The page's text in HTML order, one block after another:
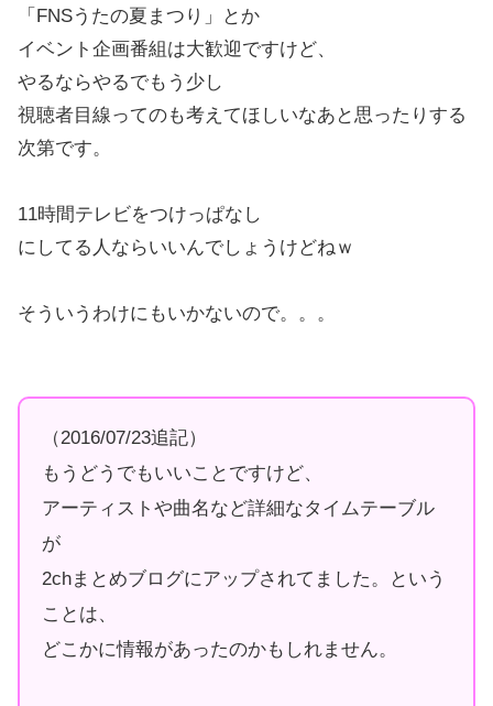
「FNSうたの夏まつり」とか
イベント企画番組は大歓迎ですけど、
やるならやるでもう少し
視聴者目線ってのも考えてほしいなあと思ったりする
次第です。
11時間テレビをつけっぱなし
にしてる人ならいいんでしょうけどねｗ
そういうわけにもいかないので。。。
（2016/07/23追記）
もうどうでもいいことですけど、
アーティストや曲名など詳細なタイムテーブル
が
2chまとめブログにアップされてました。という
ことは、
どこかに情報があったのかもしれません。